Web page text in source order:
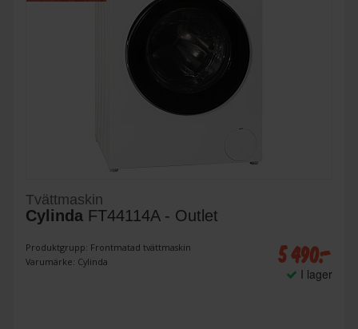
Tvättmaskin
Cylinda FT44114A - Outlet
Produktgrupp: Frontmatad tvättmaskin
Varumärke: Cylinda
5 490:-
I lager